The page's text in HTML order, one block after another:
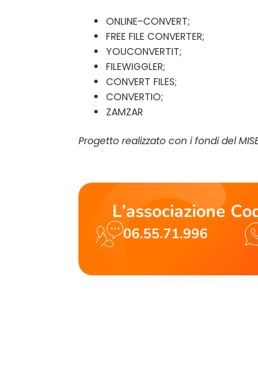
ONLINE-CONVERT;
FREE FILE CONVERTER;
YOUCONVERTIT;
FILEWIGGLER;
CONVERT FILES;
CONVERTIO;
ZAMZAR
Progetto realizzato con i fondi del
L’associazione
06.55.71.996